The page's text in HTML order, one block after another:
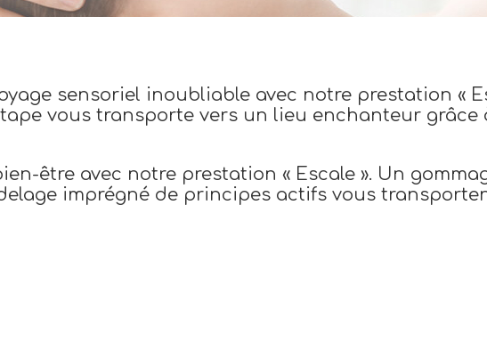
sensoriel inoubliable avec notre prestation «
vous transporte vers un lieu enchanteur
être avec notre prestation « Escale ». Un
imprégné de principes actifs vous